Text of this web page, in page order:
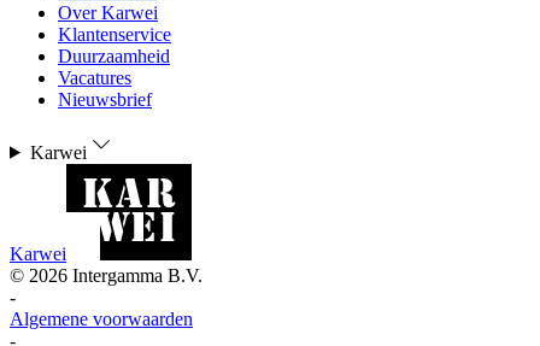
Over Karwei
Klantenservice
Duurzaamheid
Vacatures
Nieuwsbrief
Karwei
Karwei
© 2026 Intergamma B.V.
-
Algemene voorwaarden
-